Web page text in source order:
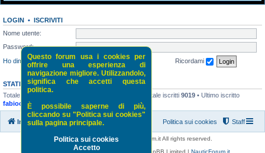
LOGIN • ISCRIVITI
Nome utente:
Password:
Ho dimenticato la password
Ricordami
STATISTICHE
Totale messaggi
• Totale iscritti 9019 • Ultimo iscritto
fabiocvarese
Questo forum usa i cookies per
offrire una esperienza di
navigazione migliore. Utilizzandolo,
significa che accetti questa
politica.
È possibile saperne di più,
cliccando su "Politica sui cookies"
sulla pagina principale.
Politica sui cookies
Accetto
Indice di NauticForum.it Staff
Politica sui cookies
Copyright © 2016 - 2026 NauticForum.it All rights reserved.
phpBB® Forum Software © phpBB Limited | NauticForum.it